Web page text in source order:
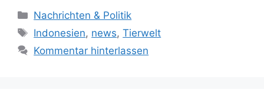
K
a
e
Nachrichten & Politik
S
c
Indonesien, news,Tierwelt
Kommentar hinterlassen